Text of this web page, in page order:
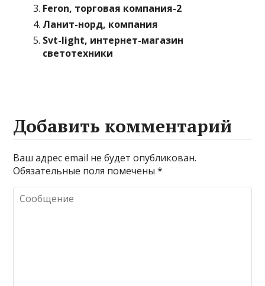
Feron, торговая компания-2
Ланит-норд, компания
Svt-light, интернет-магазин
светотехники
Добавить комментарий
Ваш адрес email не будет опубликован.
Обязательные поля помечены*